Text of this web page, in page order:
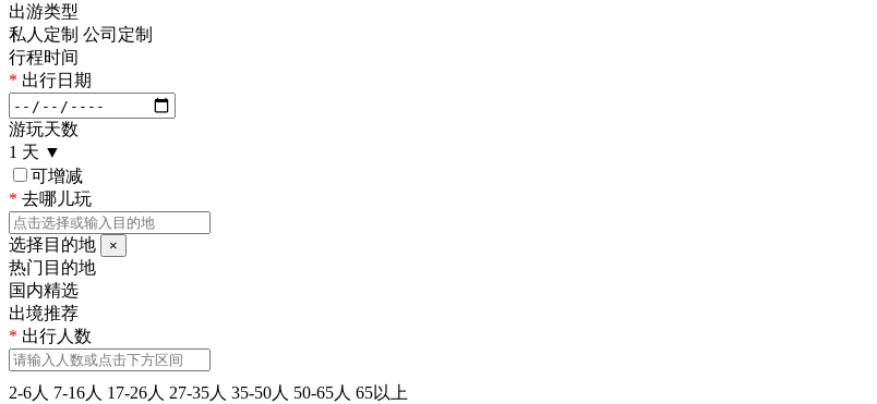
出游类型
私人定制 公司定制
行程时间
* 出行日期
游玩天数
1 天 ▼
可增减
* 去哪儿玩
选择目的地 ×
热门目的地
国内精选
出境推荐
* 出行人数
2-6人 7-16人 17-26人 27-35人 35-50人 50-65人 65以上